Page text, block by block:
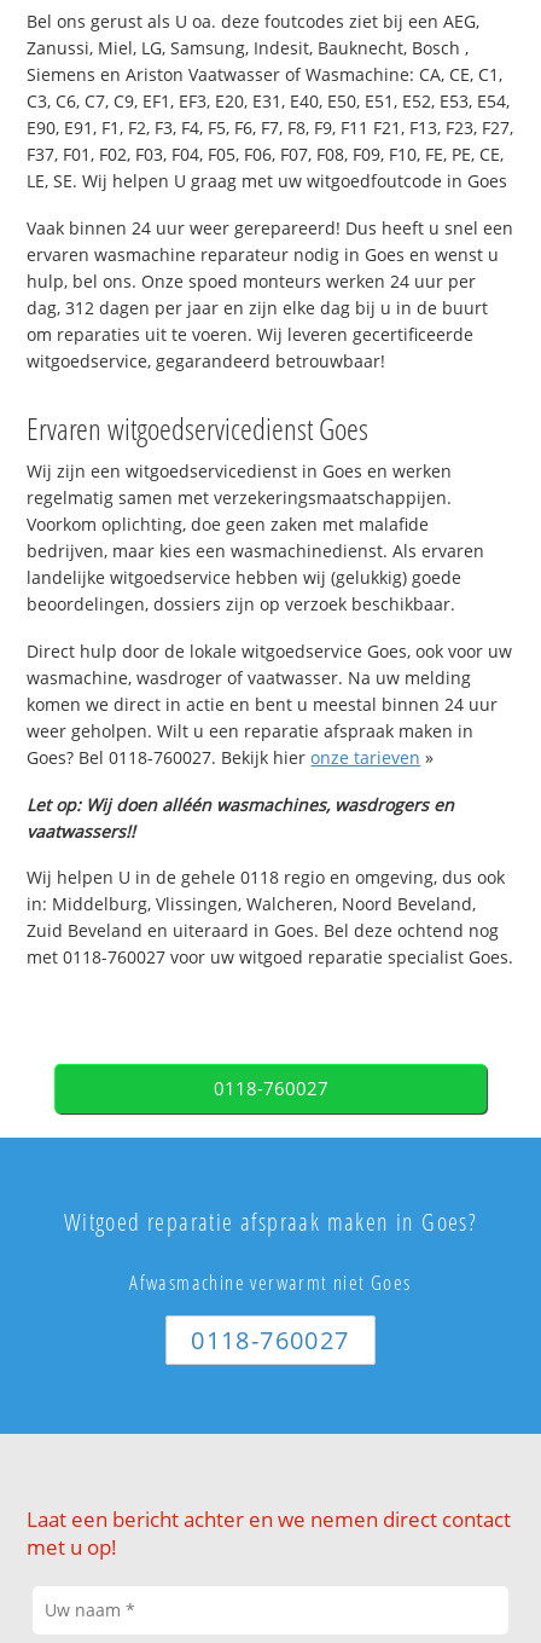
Bel ons gerust als U oa. deze foutcodes ziet bij een AEG,
Zanussi, Miel, LG, Samsung, Indesit, Bauknecht, Bosch ,
Siemens en Ariston Vaatwasser of Wasmachine: CA, CE, C1,
C3, C6, C7, C9, EF1, EF3, E20, E31, E40, E50, E51, E52, E53, E54,
E90, E91, F1, F2, F3, F4, F5, F6, F7, F8, F9, F11 F21, F13, F23, F27,
F37, F01, F02, F03, F04, F05, F06, F07, F08, F09, F10, FE, PE, CE,
LE, SE. Wij helpen U graag met uw witgoedfoutcode in Goes
Vaak binnen 24 uur weer gerepareerd! Dus heeft u snel een
ervaren wasmachine reparateur nodig in Goes en wenst u
hulp, bel ons. Onze spoed monteurs werken 24 uur per
dag, 312 dagen per jaar en zijn elke dag bij u in de buurt
om reparaties uit te voeren. Wij leveren gecertificeerde
witgoedservice, gegarandeerd betrouwbaar!
Ervaren witgoedservicedienst Goes
Wij zijn een witgoedservicedienst in Goes en werken
regelmatig samen met verzekeringsmaatschappijen.
Voorkom oplichting, doe geen zaken met malafide
bedrijven, maar kies een wasmachinedienst. Als ervaren
landelijke witgoedservice hebben wij (gelukkig) goede
beoordelingen, dossiers zijn op verzoek beschikbaar.
Direct hulp door de lokale witgoedservice Goes, ook voor uw
wasmachine, wasdroger of vaatwasser. Na uw melding
komen we direct in actie en bent u meestal binnen 24 uur
weer geholpen. Wilt u een reparatie afspraak maken in
Goes? Bel 0118-760027. Bekijk hieronze tarieven »
Let op: Wij doen alléén wasmachines, wasdrogers en
vaatwassers!!
Wij helpen U in de gehele 0118 regio en omgeving, dus ook
in: Middelburg, Vlissingen, Walcheren, Noord Beveland,
Zuid Beveland en uiteraard in Goes. Bel deze ochtend nog
met 0118-760027 voor uw witgoed reparatie specialist Goes.
0118-760027
Witgoed reparatie afspraak maken in Goes?
Afwasmachine verwarmt niet Goes
0118-760027
Laat een bericht achter en we nemen direct contact
met u op!